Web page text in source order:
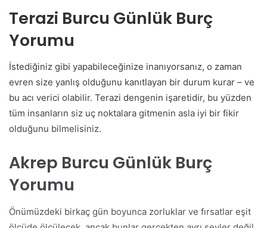
Terazi Burcu Günlük Burç
Yorumu
İstediğiniz gibi yapabileceğinize inanıyorsanız, o zaman
evren size yanlış olduğunu kanıtlayan bir durum kurar – ve
bu acı verici olabilir. Terazi dengenin işaretidir, bu yüzden
tüm insanların siz uç noktalara gitmenin asla iyi bir fikir
olduğunu bilmelisiniz.
Akrep Burcu Günlük Burç
Yorumu
Önümüzdeki birkaç gün boyunca zorluklar ve fırsatlar eşit